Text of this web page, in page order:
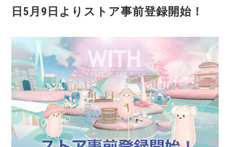
日5月9日よりストア事前登録開始！